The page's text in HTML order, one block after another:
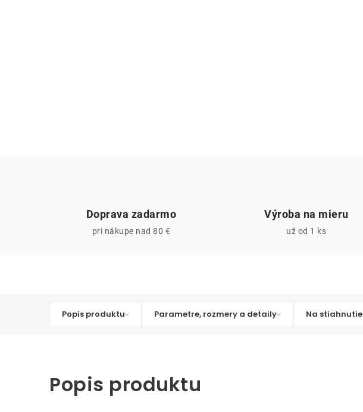
Doprava zadarmo
pri nákupe nad 80 €
Výroba na mieru
už od 1 ks
Popis produktu Parametre, rozmery a detaily Na stiahnutie
Popis produktu